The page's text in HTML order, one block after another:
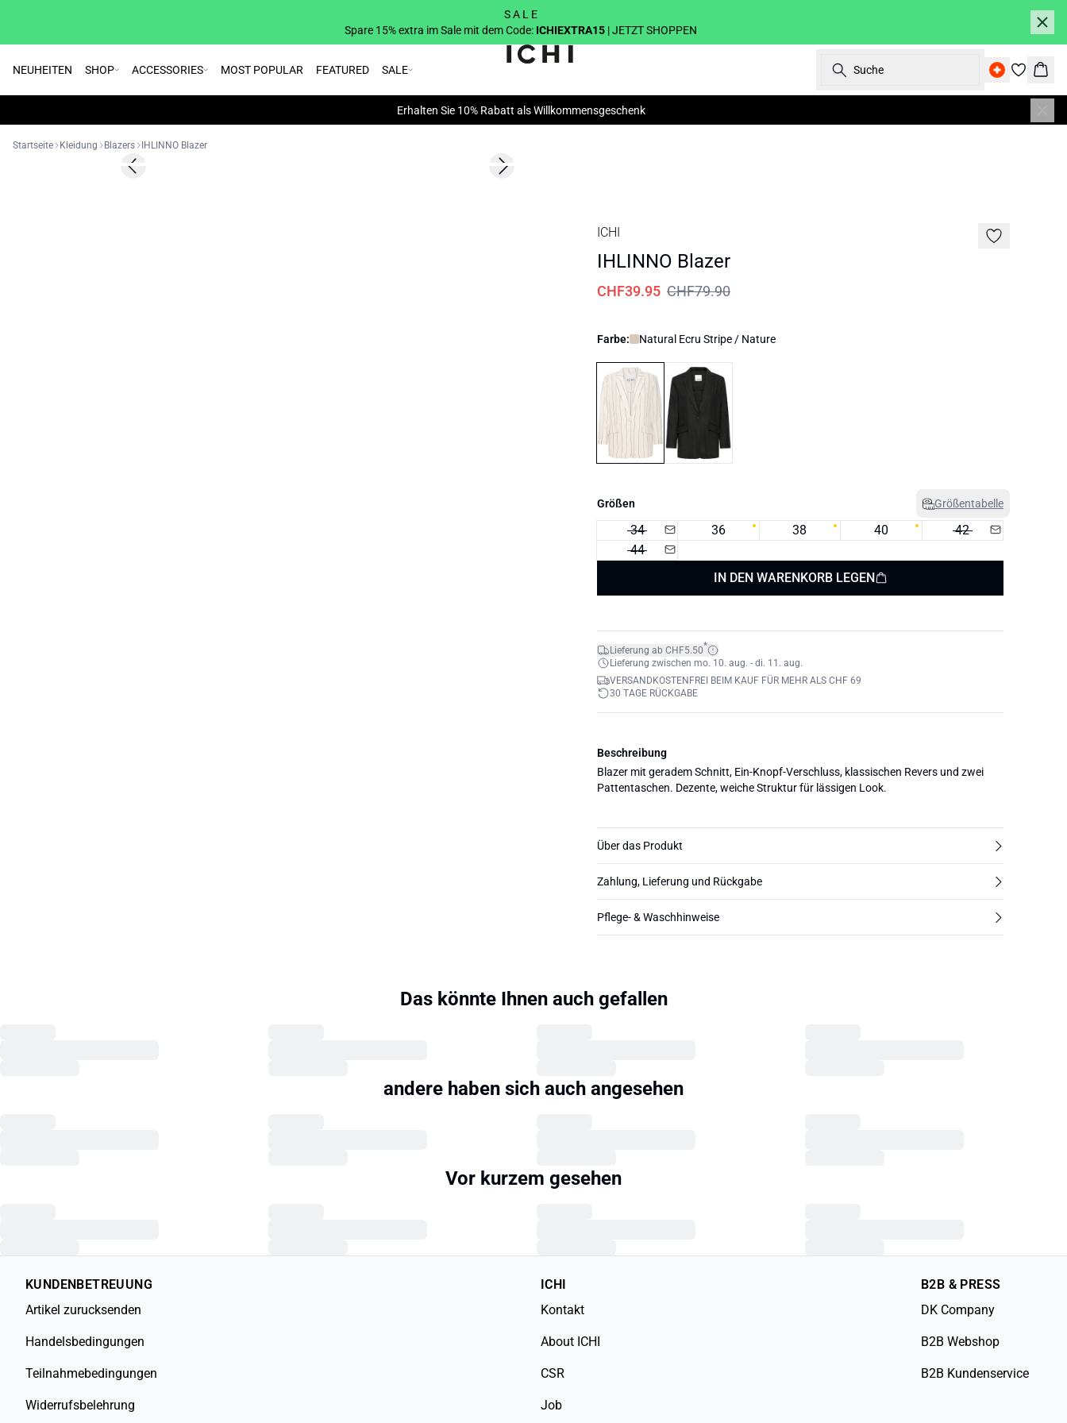
S A L E
Spare 15% extra im Sale mit dem Code: ICHIEXTRA15 | JETZT SHOPPEN
NEUHEITEN SHOP ACCESSORIES MOST POPULAR FEATURED SALE Suche
Erhalten Sie 10% Rabatt als Willkommensgeschenk
Startseite Kleidung Blazers IHLINNO Blazer
SALE | 50%
Previous slide Next slide
ICHI
IHLINNO Blazer
CHF39.95 CHF79.90
Farbe: Natural Ecru Stripe / Nature
Größen Größentabelle
34 36 38 40
42
44
IN DEN WARENKORB LEGEN
Lieferung ab CHF5.50*
Lieferung zwischen mo. 10. aug. - di. 11. aug.
VERSANDKOSTENFREI BEIM KAUF FÜR MEHR ALS CHF 69
30 TAGE RÜCKGABE
Beschreibung
Blazer mit geradem Schnitt, Ein-Knopf-Verschluss, klassischen Revers und zwei
Pattentaschen. Dezente, weiche Struktur für lässigen Look.
Über das Produkt
Zahlung, Lieferung und Rückgabe
Pflege- & Waschhinweise
Das könnte Ihnen auch gefallen
andere haben sich auch angesehen
Vor kurzem gesehen
KUNDENBETREUUNG
Artikel zurucksenden
Handelsbedingungen
Teilnahmebedingungen
Widerrufsbelehrung
ICHI
Kontakt
About ICHI
CSR
Job
B2B & PRESS
DK Company
B2B Webshop
B2B Kundenservice